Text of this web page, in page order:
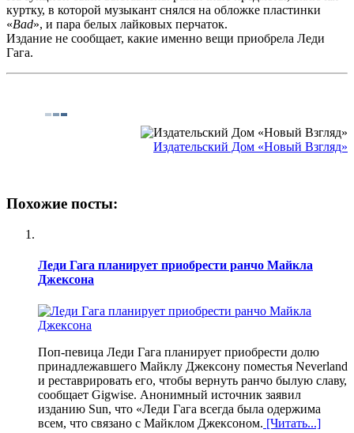
куртку, в которой музыкант снялся на обложке пластинки
«Bad», и пара белых лайковых перчаток.
Издание не сообщает, какие именно вещи приобрела Леди
Гага.
Издательский Дом «Новый Взгляд»
Похожие посты:
Леди Гага планирует приобрести ранчо Майкла
Джексона
Поп-певица Леди Гага планирует приобрести долю
принадлежавшего Майклу Джексону поместья Neverland
и реставрировать его, чтобы вернуть ранчо былую славу,
сообщает Gigwise. Анонимный источник заявил
изданию Sun, что «Леди Гага всегда была одержима
всем, что связано с Майклом Джексоном. [Читать...]